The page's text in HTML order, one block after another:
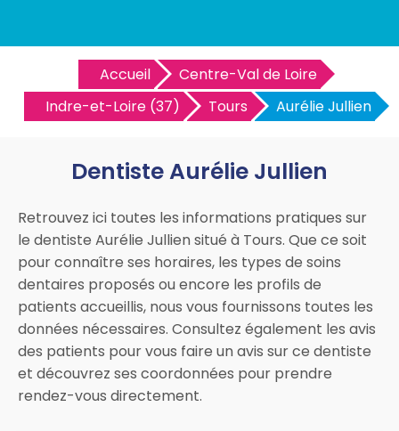
Accueil
Centre-Val de Loire
Indre-et-Loire (37)
Tours Aurélie Jullien
Dentiste Aurélie Jullien
Retrouvez ici toutes les informations pratiques sur
le dentiste Aurélie Jullien situé à Tours. Que ce soit
pour connaître ses horaires, les types de soins
dentaires proposés ou encore les profils de
patients accueillis, nous vous fournissons toutes les
données nécessaires. Consultez également les avis
des patients pour vous faire un avis sur ce dentiste
et découvrez ses coordonnées pour prendre
rendez-vous directement.